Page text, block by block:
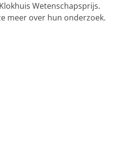
Wetenschapsprijs.
meer over hun onderzoek.